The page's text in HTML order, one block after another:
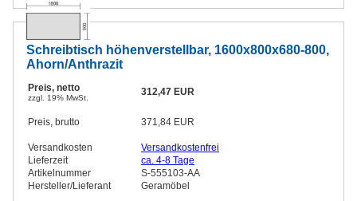
Schreibtisch höhenverstellbar, 1600x800x680-800,
Ahorn/Anthrazit
Preis, netto
zzgl. 19% MwSt.
312,47 EUR
Preis, brutto 371,84 EUR
Versandkosten
Versandkostenfrei
Lieferzeit
ca. 4-8 Tage
Artikelnummer
S-555103-AA
Hersteller/Lieferant
Geramöbel